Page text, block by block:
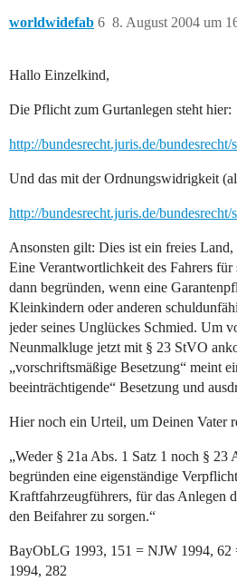
worldwidefab 8. August 2004 um
6
Hallo Einzelkind,
Die Pflicht zum Gurtanlegen steht hier:
http://bundesrecht.juris.de/bundesrecht/
Und das mit der Ordnungswidrigkeit
http://bundesrecht.juris.de/bundesrecht/
Ansonsten gilt: Dies ist ein freies Land,
Eine Verantwortlichkeit des Fahrers für
dann begründen, wenn eine
Kleinkindern oder anderen
jeder seines Unglückes Schmied. Um
Neunmalkluge jetzt mit § 23 StVO
„vorschriftsmäßige Besetzung“ meint
beeinträchtigende“ Besetzung und
Hier noch ein Urteil, um Deinen Vater
„Weder § 21a Abs. 1 Satz 1 noch § 23
begründen eine eigenständige
Kraftfahrzeugführers, für das Anlegen
den Beifahrer zu sorgen.“
BayObLG 1993, 151 = NJW 1994,
1994, 282